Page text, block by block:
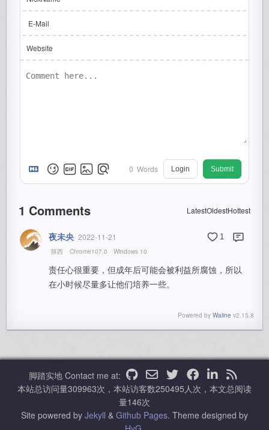
E-Mail
Website
0 Words Login Submit
1 Comments LatestOldestHottest
夜未央 2022-11-21 1
陕西 Chrome107.0 Windows 10
责任心很重要，但成年后可能会被利益所腐蚀，所以
在小时候尽量多让他们培养一些。
Powered by Waline v2.15.8
脚踏实地 Contact me at:
本站总访问量309963次，本站访客数250495人次，本文总阅读
量146次
Site powered by Jekyll & Github Pages. Theme designed by